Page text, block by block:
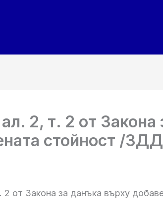
2, т. 2 от Закона
стойност /
от Закона за данъка върху